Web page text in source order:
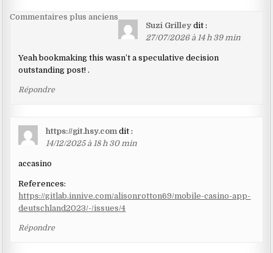
Navigation
les
commentaires
Commentaires plus anciens
Suzi Grilley dit :
27/07/2026 à 14 h 39 min
Yeah bookmaking this wasn’t a speculative decision
outstanding post! .
Répondre
https://git.hsy.com dit :
14/12/2025 à 18 h 30 min
accasino
References:
https://gitlab.innive.com/alisonrotton69/mobile-casino-app-
deutschland2023/-/issues/4
Répondre